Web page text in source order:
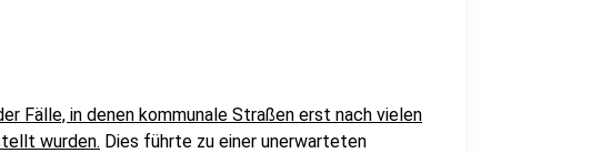
Fälle, in denen kommunale Straßen erst nach vielen
wurden. Dies führte zu einer unerwarteten